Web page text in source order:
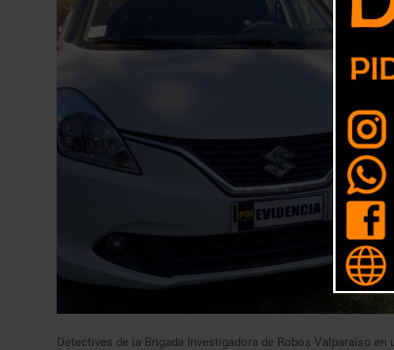
Detectives de la Brigada Investigadora de Robos Valparaíso